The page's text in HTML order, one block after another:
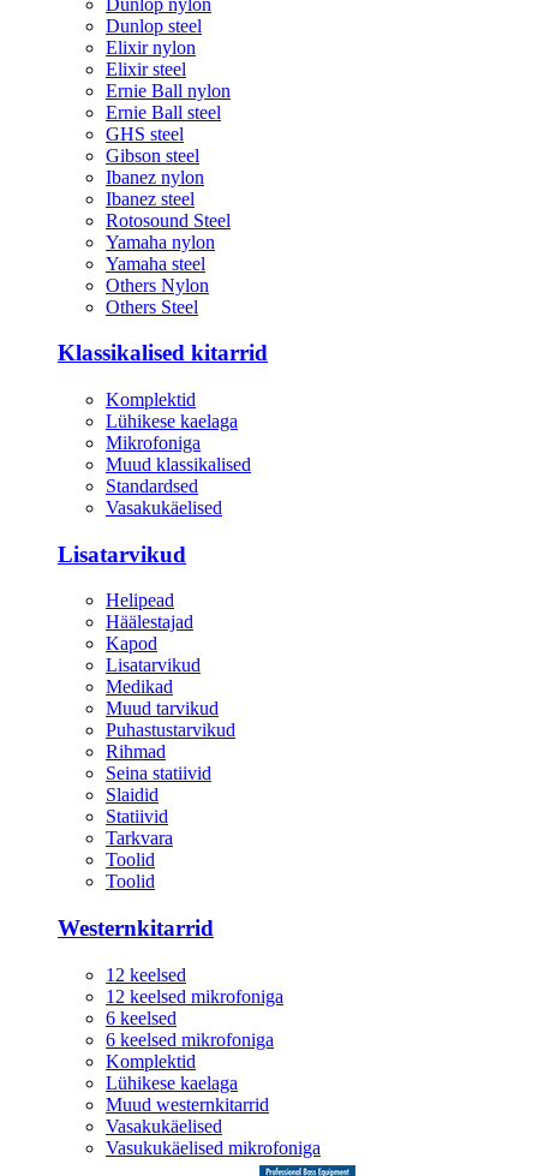
Dunlop steel
Elixir nylon
Elixir steel
Ernie Ball nylon
Ernie Ball steel
GHS steel
Gibson steel
Ibanez nylon
Ibanez steel
Rotosound Steel
Yamaha nylon
Yamaha steel
Others Nylon
Others Steel
Klassikalised kitarrid
Komplektid
Lühikese kaelaga
Mikrofoniga
Muud klassikalised
Standardsed
Vasakukäelised
Lisatarvikud
Helipead
Häälestajad
Kapod
Lisatarvikud
Medikad
Muud tarvikud
Puhastustarvikud
Rihmad
Seina statiivid
Slaidid
Statiivid
Tarkvara
Toolid
Toolid
Westernkitarrid
12 keelsed
12 keelsed mikrofoniga
6 keelsed
6 keelsed mikrofoniga
Komplektid
Lühikese kaelaga
Muud westernkitarrid
Vasakukäelised
Vasukukäelised mikrofoniga